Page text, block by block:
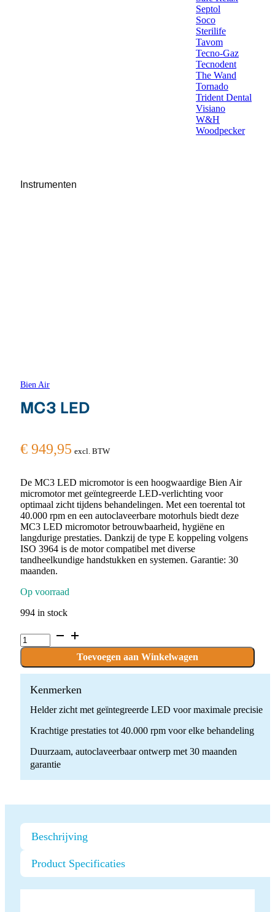
Septol
Soco
Sterilife
Tavom
Tecno-Gaz
Tecnodent
The Wand
Tornado
Trident Dental
Visiano
W&H
Woodpecker
Instrumenten
Bien Air
MC3 LED
€ 949,95 excl. BTW
De MC3 LED micromotor is een hoogwaardige Bien Air
micromotor met geïntegreerde LED-verlichting voor
optimaal zicht tijdens behandelingen. Met een toerental tot
40.000 rpm en een autoclaveerbare motorhuls biedt deze
MC3 LED micromotor betrouwbaarheid, hygiëne en
langdurige prestaties. Dankzij de type E koppeling volgens
ISO 3964 is de motor compatibel met diverse
tandheelkundige handstukken en systemen. Garantie: 30
maanden.
Op voorraad
994 in stock
MC3
LED
Toevoegen aan Winkelwagen
Kenmerken
Helder zicht met geïntegreerde LED voor maximale precisie
Krachtige prestaties tot 40.000 rpm voor elke behandeling
Duurzaam, autoclaveerbaar ontwerp met 30 maanden
garantie
Beschrijving
Product Specificaties